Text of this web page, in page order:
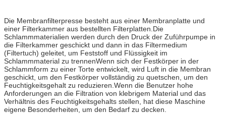
Die Membranfilterpresse besteht aus einer Membranplatte und
einer Filterkammer aus bestellten Filterplatten.Die
Schlammmaterialien werden durch den Druck der Zuführpumpe in
die Filterkammer geschickt und dann in das Filtermedium
(Filtertuch) geleitet, um Feststoff und Flüssigkeit im
Schlammmaterial zu trennenWenn sich der Festkörper in der
Schlammform zu einer Torte entwickelt, wird Luft in die Membran
geschickt, um den Festkörper vollständig zu quetschen, um den
Feuchtigkeitsgehalt zu reduzieren.Wenn die Benutzer hohe
Anforderungen an die Filtration von klebrigem Material und das
Verhältnis des Feuchtigkeitsgehalts stellen, hat diese Maschine
eigene Besonderheiten, um den Bedarf zu decken.